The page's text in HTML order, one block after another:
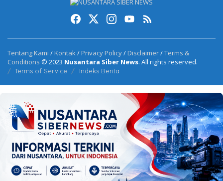
Tentang Kami /Kontak/Privacy Policy/Disclaimer/Terms &
Conditions © 2023 Nusantara Siber News. All rights reserved.
Terms of Service Indeks Berita